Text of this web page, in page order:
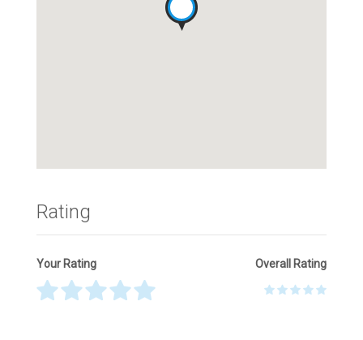
Rating
Your Rating Overall Rating